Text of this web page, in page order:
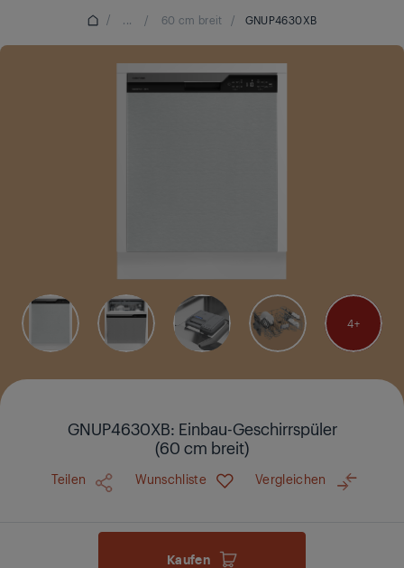
/ ... / 60 cm breit / GNUP4630XB
4
GNUP4630XB: Einbau-Geschirrspüler
(60 cm breit)
Teilen Wunschliste Vergleichen
Kaufen